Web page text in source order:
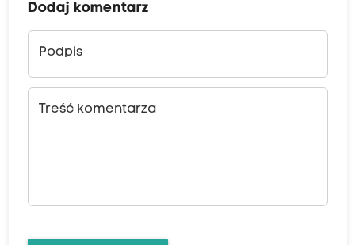
Dodaj komentarz
Podpis
Treść komentarza